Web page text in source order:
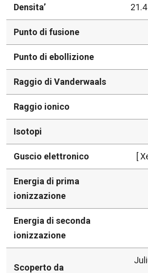
Densita’
Punto di fusione
Punto di ebollizione
Raggio di Vanderwaals
Raggio ionico
Isotopi
Guscio elettronico [
Energia di prima
ionizzazione
Energia di seconda
ionizzazione
Scoperto da